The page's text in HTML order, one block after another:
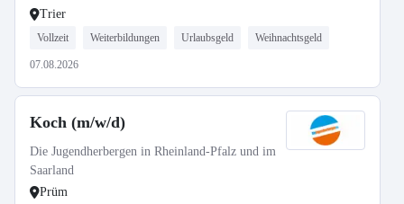
Trier
Vollzeit Weiterbildungen Urlaubsgeld Weihnachtsgeld
07.08.2026
Koch (m/w/d)
Die Jugendherbergen in Rheinland-Pfalz und im
Saarland
Prüm